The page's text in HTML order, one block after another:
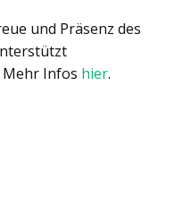
und Präsenz des
Infos hier.